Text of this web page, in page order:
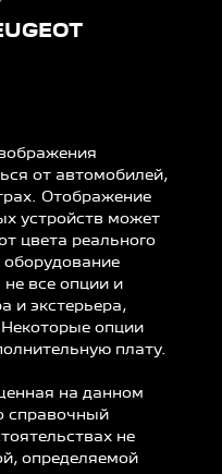
от автомобилей,
Отображение
устройств может
цвета реального
не все опции и
и экстерьера,
опции
плату.
на данном
справочный
не
определяемой